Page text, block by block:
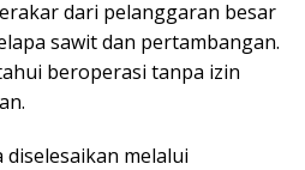
dari pelanggaran besar
sawit dan pertambangan.
beroperasi tanpa izin
melalui